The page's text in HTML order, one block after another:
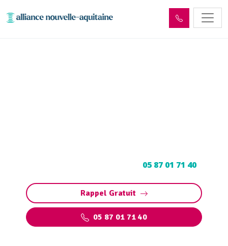
05 87 01 71 40
Rappel Gratuit
05 87 01 71 40